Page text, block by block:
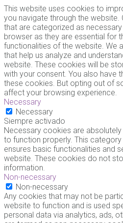
This website uses cookies to
you navigate through the
that are categorized as
browser as they are essential for
functionalities of the website. We
that help us analyze and
website. These cookies will be
with your consent. You also have
these cookies. But opting out of
affect your browsing experience.
Necessary
Necessary
Siempre activado
Necessary cookies are
to function properly. This
ensures basic functionalities and
website. These cookies do not
information.
Non-necessary
Non-necessary
Any cookies that may not be
website to function and is used
personal data via analytics, ads,